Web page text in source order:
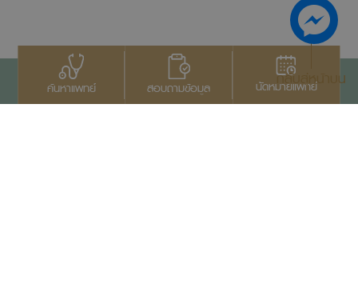
ค้นหาแพทย์ สอบถามข้อมูล นัดหมายแพทย์
กลับสู่หน้าบน